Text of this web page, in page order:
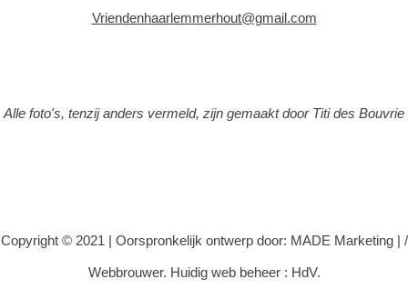
Vriendenhaarlemmerhout@gmail.com
Alle foto's, tenzij anders vermeld, zijn gemaakt door Titi des Bouvrie
Copyright © 2021 | Oorspronkelijk ontwerp door: MADE Marketing| /
Webbrouwer. Huidig web beheer : HdV.